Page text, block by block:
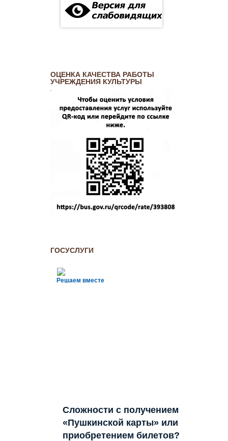
ОЦЕНКА КАЧЕСТВА РАБОТЫ
УЧРЕЖДЕНИЯ КУЛЬТУРЫ
ГОСУСЛУГИ
Решаем вместе
Сложности с получением
«Пушкинской карты» или
приобретением билетов?